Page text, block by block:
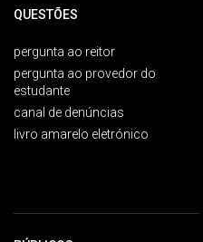
QUESTÕES
pergunta ao reitor
pergunta ao provedor do
estudante
canal de denúncias
livro amarelo eletrónico